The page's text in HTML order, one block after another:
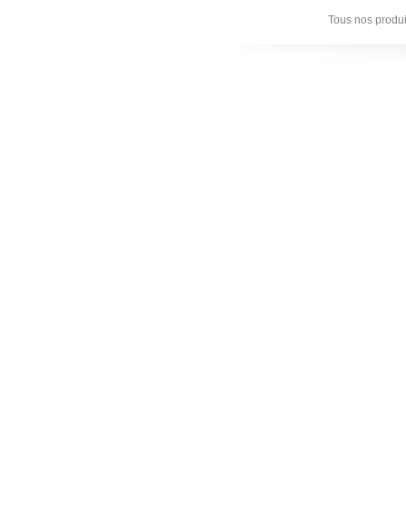
Tous nos